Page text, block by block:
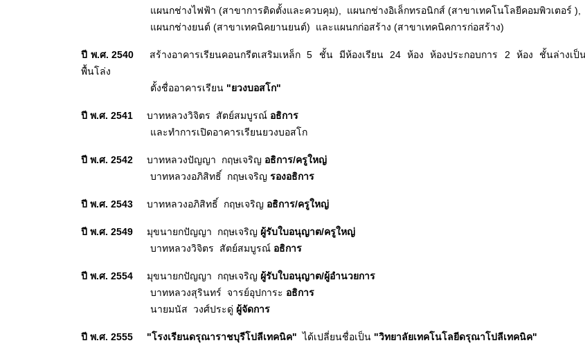
แผนกช่างไฟฟ้า (สาขาการติดตั้งและควบคุม), แผนกช่างอิเล็กทรอนิกส์ (สาขาเทคโนโลยีคอมพิวเตอร์ ),
แผนกช่างยนต์ (สาขาเทคนิคยานยนต์) และแผนกก่อสร้าง (สาขาเทคนิคการก่อสร้าง)
ปี พ.ศ. 2540 สร้างอาคารเรียนคอนกรีตเสริมเหล็ก 5 ชั้น มีห้องเรียน 24 ห้อง ห้องประกอบการ 2 ห้อง ชั้นล่างเป็
พื้นโล่ง
ตั้งชื่ออาคารเรียน "ยวงบอสโก"
ปี พ.ศ. 2541 บาทหลวงวิจิตร สัตย์สมบูรณ์ อธิการ
และทำการเปิดอาคารเรียนยวงบอสโก
ปี พ.ศ. 2542 บาทหลวงปัญญา กฤษเจริญ อธิการ/ครูใหญ่
บาทหลวงอภิสิทธิ์ กฤษเจริญ รองอธิการ
ปี พ.ศ. 2543 บาทหลวงอภิสิทธิ์ กฤษเจริญ อธิการ/ครูใหญ่
ปี พ.ศ. 2549 มุขนายกปัญญา กฤษเจริญ ผู้รับใบอนุญาต/ครูใหญ่
บาทหลวงวิจิตร สัตย์สมบูรณ์ อธิการ
ปี พ.ศ. 2554 มุขนายกปัญญา กฤษเจริญ ผู้รับใบอนุญาต/ผู้อำนวยการ
บาทหลวงสุรินทร์ จารย์อุปการะ อธิการ
นายมนัส วงศ์ประดู่ ผู้จัดการ
ปี พ.ศ. 2555 "โรงเรียนดรุณาราชบุรีโปลีเทคนิค" ได้เปลี่ยนชื่อเป็น "วิทยาลัยเทคโนโลยีดรุณาโปลีเทคนิค"